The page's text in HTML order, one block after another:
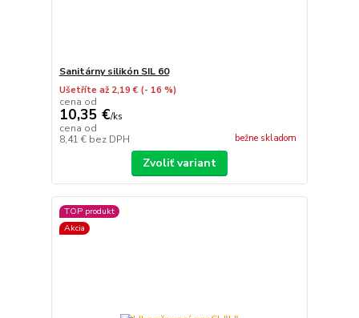
Sanitárny silikón SIL 60
Ušetříte až 2,19 € (- 16 %)
cena od
10,35 €/ks
cena od
8,41 € bez DPH bežne skladom
Zvoliť variant
TOP produkt
Akcia